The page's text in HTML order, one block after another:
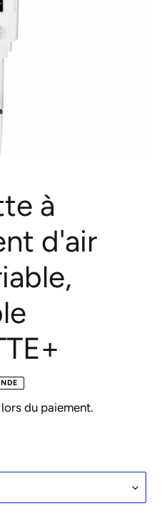
à
d'air
du paiement.